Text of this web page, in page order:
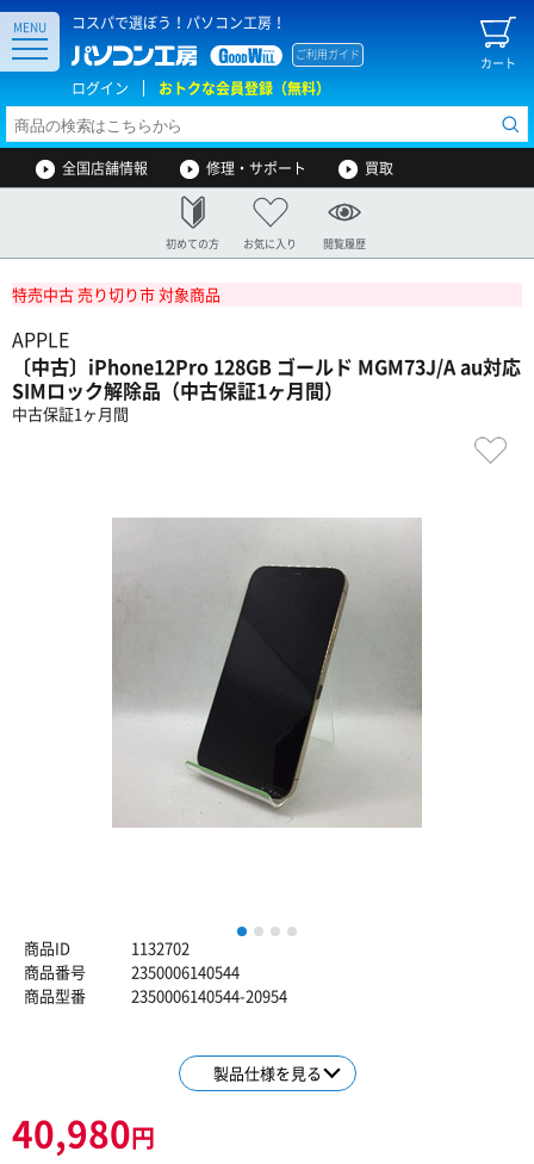
コスパで選ぼう！パソコン工房！
カート
ご利用ガイド
ログイン おトクな会員登録（無料）
MENU
全国店舗情報 修理・サポート 買取
初めての方 お気に入り 閲覧履歴
特売中古 売り切り市 対象商品
APPLE
〔中古〕iPhone12Pro 128GB ゴールド MGM73J/A au対応
SIMロック解除品（中古保証1ヶ月間）
中古保証1ヶ月間
1 2 3
商品ID
1132702
商品番号
2350006140544
商品型番
2350006140544-20954
製品仕様を見る
40,980円